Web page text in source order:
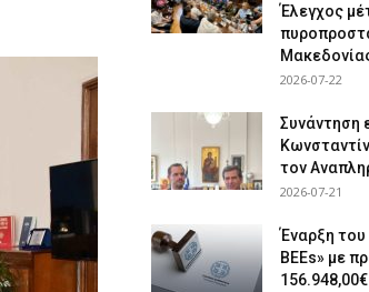
Έλεγχος
2026-07-22
Συνάντηση
τον
2026-07-21
Έναρξη του
BEEs» με